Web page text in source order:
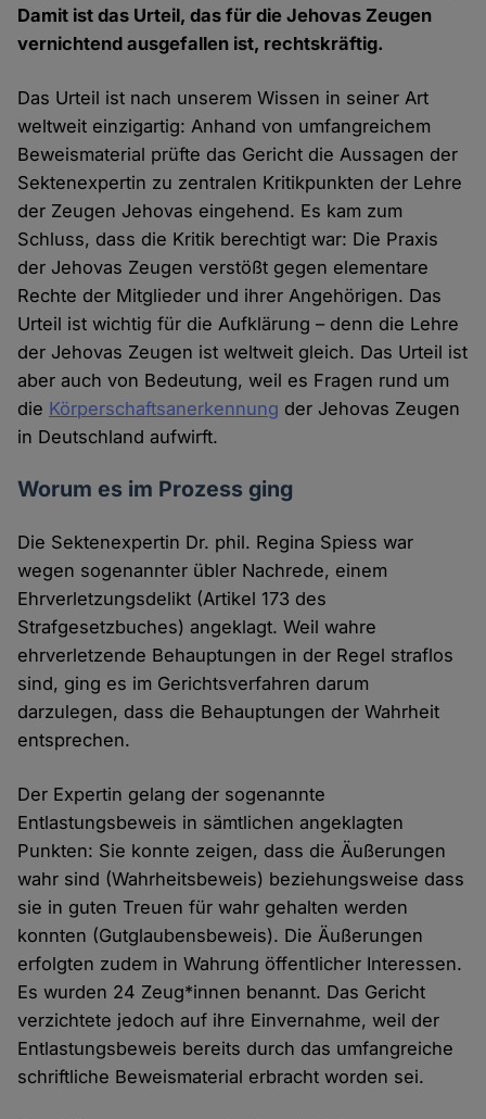
Damit ist das Urteil, das für die Jehovas Zeugen
vernichtend ausgefallen ist, rechtskräftig.
Das Urteil ist nach unserem Wissen in seiner Art
weltweit einzigartig: Anhand von umfangreichem
Beweismaterial prüfte das Gericht die Aussagen der
Sektenexpertin zu zentralen Kritikpunkten der Lehre
der Zeugen Jehovas eingehend. Es kam zum
Schluss, dass die Kritik berechtigt war: Die Praxis
der Jehovas Zeugen verstößt gegen elementare
Rechte der Mitglieder und ihrer Angehörigen. Das
Urteil ist wichtig für die Aufklärung – denn die Lehre
der Jehovas Zeugen ist weltweit gleich. Das Urteil ist
aber auch von Bedeutung, weil es Fragen rund um
die Körperschaftsanerkennung der Jehovas Zeugen
in Deutschland aufwirft.
Worum es im Prozess ging
Die Sektenexpertin Dr. phil. Regina Spiess war
wegen sogenannter übler Nachrede, einem
Ehrverletzungsdelikt (Artikel 173 des
Strafgesetzbuches) angeklagt. Weil wahre
ehrverletzende Behauptungen in der Regel straflos
sind, ging es im Gerichtsverfahren darum
darzulegen, dass die Behauptungen der Wahrheit
entsprechen.
Der Expertin gelang der sogenannte
Entlastungsbeweis in sämtlichen angeklagten
Punkten: Sie konnte zeigen, dass die Äußerungen
wahr sind (Wahrheitsbeweis) beziehungsweise dass
sie in guten Treuen für wahr gehalten werden
konnten (Gutglaubensbeweis). Die Äußerungen
erfolgten zudem in Wahrung öffentlicher Interessen.
Es wurden 24 Zeug*innen benannt. Das Gericht
verzichtete jedoch auf ihre Einvernahme, weil der
Entlastungsbeweis bereits durch das umfangreiche
schriftliche Beweismaterial erbracht worden sei.